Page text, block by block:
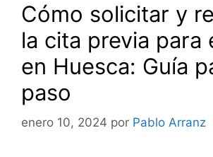
Cómo solicitar y
la cita previa para
en Huesca: Guía
paso
enero 10, 2024 por Pablo Arranz